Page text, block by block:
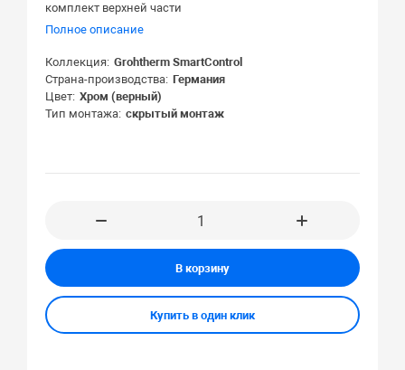
комплект верхней части
Полное описание
Коллекция Grohtherm SmartControl
Страна-производства Германия
Цвет Хром (верный)
Тип монтажа скрытый монтаж
В корзину
Купить в один клик